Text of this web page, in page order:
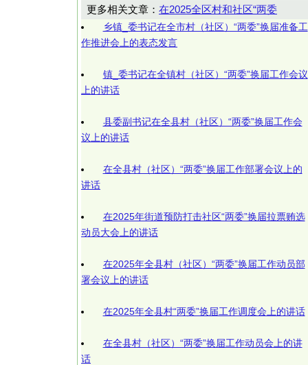
更多相关文章： 在2025全区村和社区“两委
乡镇_委书记在全市村（社区）“两委”换届准备工
作推进会上的表态发言
镇_委书记在全镇村（社区）“两委”换届工作会议
上的讲话
县委副书记在全县村（社区）“两委”换届工作会
议上的讲话
在全县村（社区）“两委”换届工作部署会议上的
讲话
在2025年街道预防打击社区“两委”换届拉票贿选
动员大会上的讲话
在2025年全县村（社区）“两委”换届工作动员部
署会议上的讲话
在2025年全县村“两委”换届工作调度会上的讲话
在全县村（社区）“两委”换届工作动员会上的讲
话